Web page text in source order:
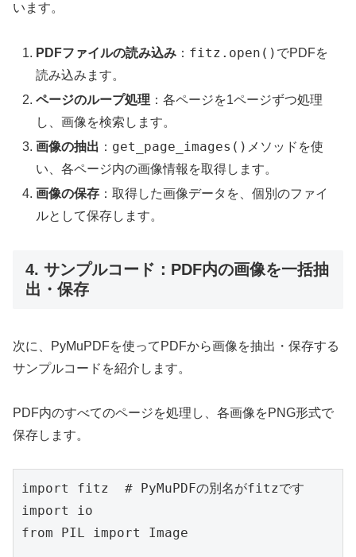
います。
PDFファイルの読み込み ： fitz.open() でPDFを
読み込みます。
ページのループ処理 ：各ページを1ページずつ処理
し、画像を検索します。
画像の抽出 ： get_page_images() メソッドを使
い、各ページ内の画像情報を取得します。
画像の保存 ：取得した画像データを、個別のファイ
ルとして保存します。
4. サンプルコード：PDF内の画像を一括抽
出・保存
次に、PyMuPDFを使ってPDFから画像を抽出・保存する
サンプルコードを紹介します。
PDF内のすべてのページを処理し、各画像をPNG形式で
保存します。
import fitz  # PyMuPDFの別名がfitzです
import io
from PIL import Image